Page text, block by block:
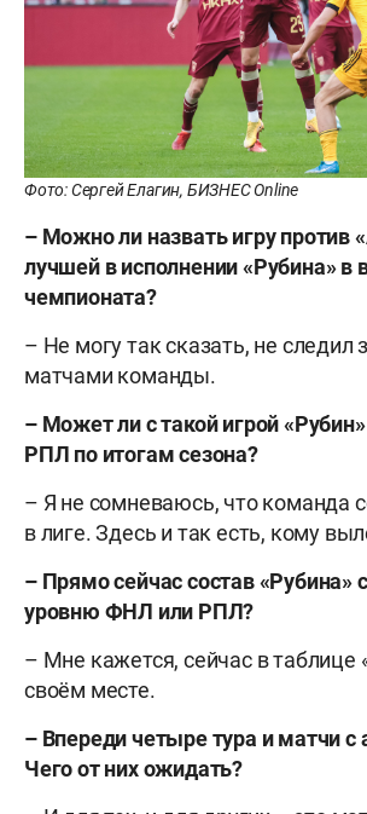
Фото: Сергей Елагин, БИЗНЕС Online
– Можно ли назвать игру против
лучшей в исполнении «Рубина» в
чемпионата?
– Не могу так сказать, не следил
матчами команды.
– Может ли с такой игрой
РПЛ по итогам сезона?
– Я не сомневаюсь, что команда
в лиге. Здесь и так есть, кому
– Прямо сейчас состав «Рубина»
уровню ФНЛ или РПЛ?
– Мне кажется, сейчас в таблице
своём месте.
– Впереди четыре тура и матчи с
Чего от них ожидать?